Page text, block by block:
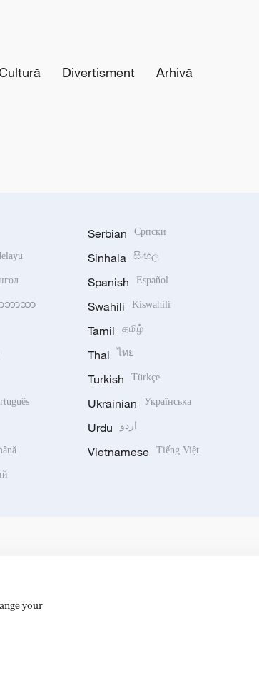
Divertisment Arhivă
ာဘာသာ
Serbian Српски
Sinhala සිංහල
Spanish Español
Swahili Kiswahili
Tamil தமிழ்
Thai ไทย
Turkish Türkçe
Ukrainian Українська
Urdu اردو
Vietnamese Tiếng Việt
your